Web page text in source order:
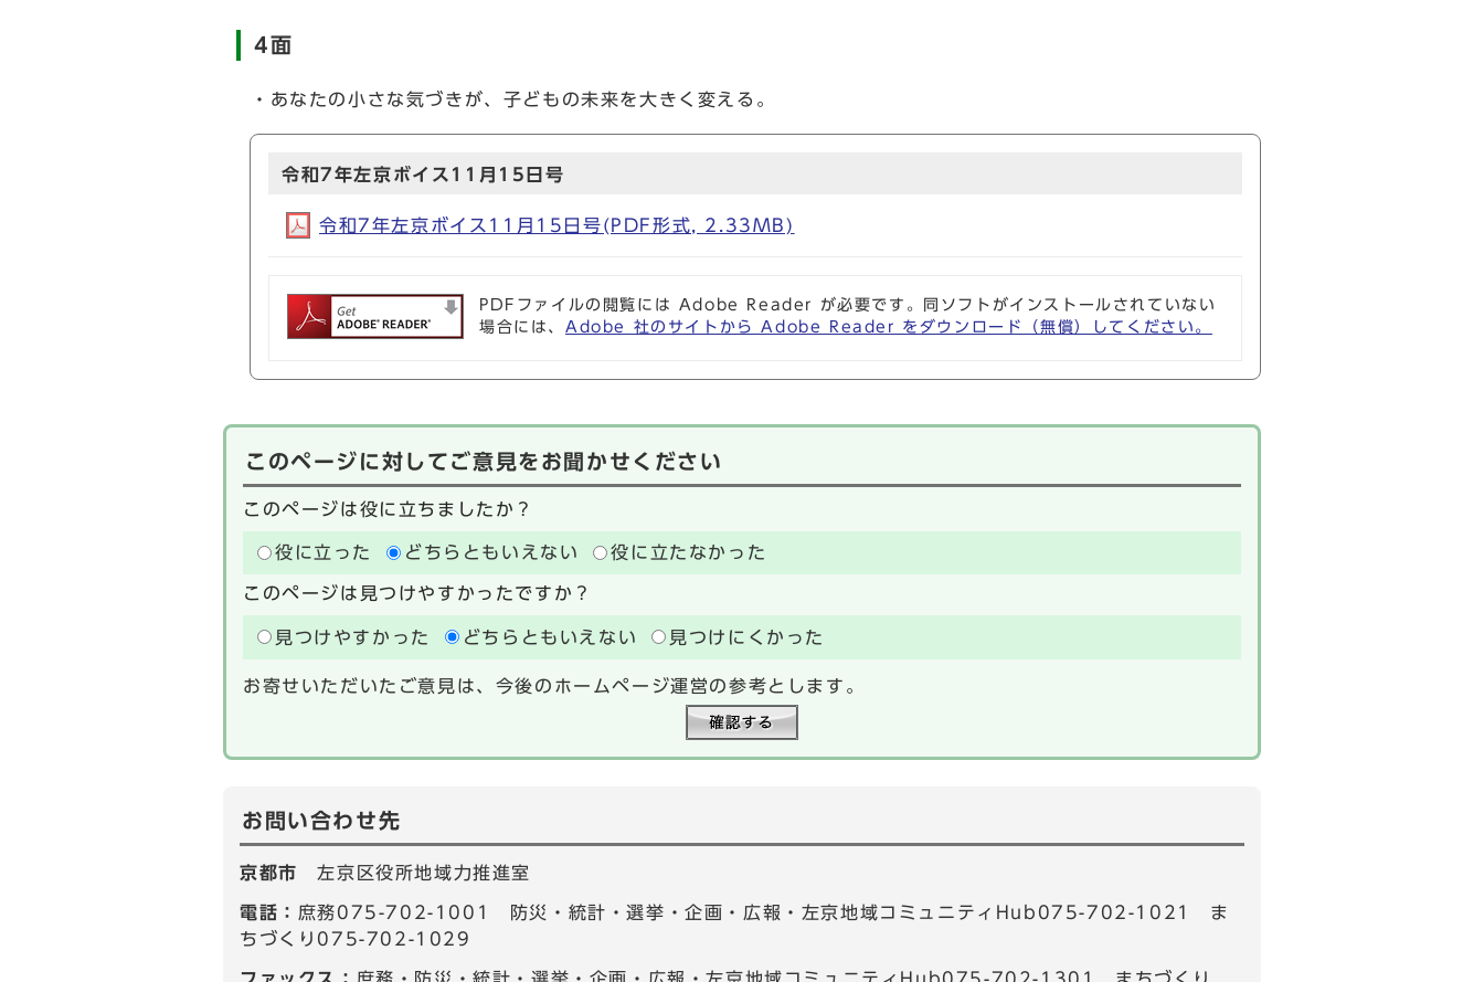
4面
・あなたの小さな気づきが、子どもの未来を大きく変える。
令和7年左京ボイス11月15日号
令和7年左京ボイス11月15日号(PDF形式, 2.33MB)
PDFファイルの閲覧には Adobe Reader が必要です。同ソフトがインストールされていない
場合には、 Adobe 社のサイトから Adobe Reader をダウンロード（無償）してください。
このページに対してご意見をお聞かせください
このページは役に立ちましたか？
役に立った どちらともいえない 役に立たなかった
このページは見つけやすかったですか？
見つけやすかった どちらともいえない 見つけにくかった
お寄せいただいたご意見は、今後のホームページ運営の参考とします。
お問い合わせ先
京都市左京区役所地域力推進室
電話： 庶務075-702-1001 防災・統計・選挙・企画・広報・左京地域コミュニティHub075-702-1021 ま
ちづくり075-702-1029
ファックス： 庶務・防災・統計・選挙・企画・広報・左京地域コミュニティHub075-702-1301 まちづくり